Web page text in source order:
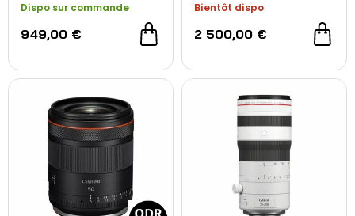
Dispo sur commande
949,00 €
Bientôt dispo
2 500,00 €